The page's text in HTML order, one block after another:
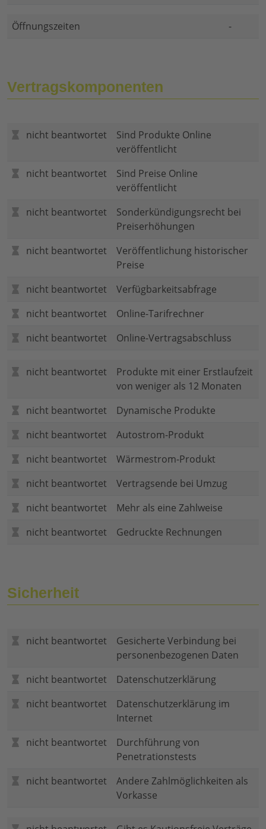
Öffnungszeiten -
Vertragskomponenten
nicht beantwortet
Sind Produkte Online
veröffentlicht
nicht beantwortet
Sind Preise Online
veröffentlicht
nicht beantwortet
Sonderkündigungsrecht bei
Preiserhöhungen
nicht beantwortet
Veröffentlichung historischer
Preise
nicht beantwortet
Verfügbarkeitsabfrage
nicht beantwortet
Online-Tarifrechner
nicht beantwortet
Online-Vertragsabschluss
nicht beantwortet
Produkte mit einer Erstlaufzeit
von weniger als 12 Monaten
nicht beantwortet
Dynamische Produkte
nicht beantwortet
Autostrom-Produkt
nicht beantwortet
Wärmestrom-Produkt
nicht beantwortet
Vertragsende bei Umzug
nicht beantwortet
Mehr als eine Zahlweise
nicht beantwortet
Gedruckte Rechnungen
Sicherheit
nicht beantwortet
Gesicherte Verbindung bei
personenbezogenen Daten
nicht beantwortet
Datenschutzerklärung
nicht beantwortet
Datenschutzerklärung im
Internet
nicht beantwortet
Durchführung von
Penetrationstests
nicht beantwortet
Andere Zahlmöglichkeiten als
Vorkasse